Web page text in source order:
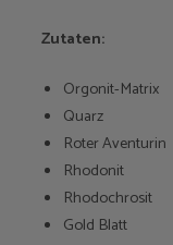
Zutaten:
Orgonit-Matrix
Quarz
Roter Aventurin
Rhodonit
Rhodochrosit
Gold Blatt